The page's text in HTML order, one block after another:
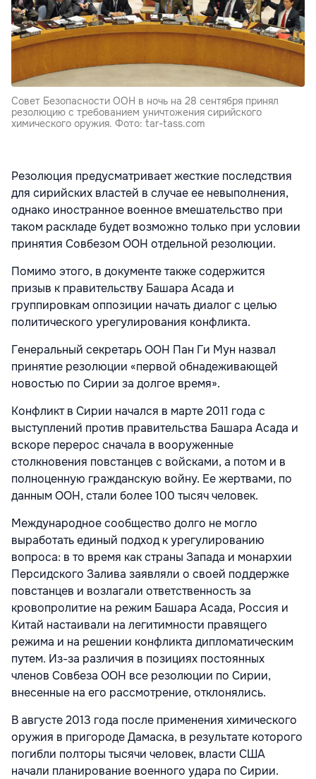
Совет Безопасности ООН в ночь на 28 сентября принял
резолюцию с требованием уничтожения сирийского
химического оружия. Фото: tar-tass.com
Резолюция предусматривает жесткие последствия
для сирийских властей в случае ее невыполнения,
однако иностранное военное вмешательство при
таком раскладе будет возможно только при условии
принятия Совбезом ООН отдельной резолюции.
Помимо этого, в документе также содержится
призыв к правительству Башара Асада и
группировкам оппозиции начать диалог с целью
политического урегулирования конфликта.
Генеральный секретарь ООН Пан Ги Мун назвал
принятие резолюции «первой обнадеживающей
новостью по Сирии за долгое время».
Конфликт в Сирии начался в марте 2011 года с
выступлений против правительства Башара Асада и
вскоре перерос сначала в вооруженные
столкновения повстанцев с войсками, а потом и в
полноценную гражданскую войну. Ее жертвами, по
данным ООН, стали более 100 тысяч человек.
Международное сообщество долго не могло
выработать единый подход к урегулированию
вопроса: в то время как страны Запада и монархии
Персидского Залива заявляли о своей поддержке
повстанцев и возлагали ответственность за
кровопролитие на режим Башара Асада, Россия и
Китай настаивали на легитимности правящего
режима и на решении конфликта дипломатическим
путем. Из-за различия в позициях постоянных
членов Совбеза ООН все резолюции по Сирии,
внесенные на его рассмотрение, отклонялись.
В августе 2013 года после применения химического
оружия в пригороде Дамаска, в результате которого
погибли полторы тысячи человек, власти США
начали планирование военного удара по Сирии.